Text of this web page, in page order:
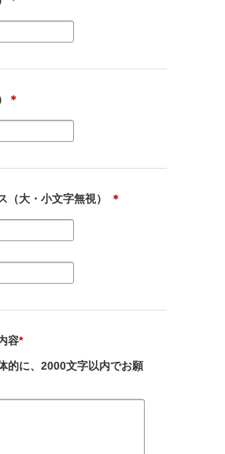
＊
（大・小文字無視） ＊
容*
的に、2000文字以内でお願